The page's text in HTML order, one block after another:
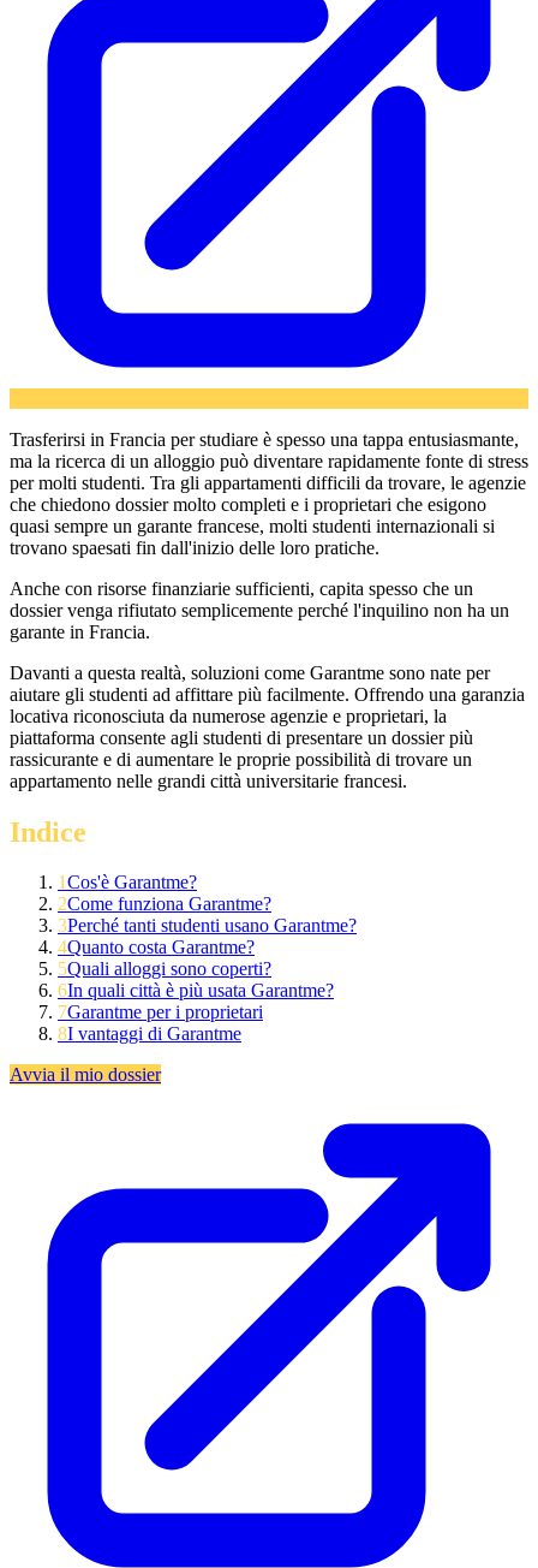
Trasferirsi in Francia per studiare è spesso una tappa entusiasmante,
ma la ricerca di un alloggio può diventare rapidamente fonte di stress
per molti studenti. Tra gli appartamenti difficili da trovare, le agenzie
che chiedono dossier molto completi e i proprietari che esigono
quasi sempre un garante francese, molti studenti internazionali si
trovano spaesati fin dall'inizio delle loro pratiche.
Anche con risorse finanziarie sufficienti, capita spesso che un
dossier venga rifiutato semplicemente perché l'inquilino non ha un
garante in Francia.
Davanti a questa realtà, soluzioni come Garantme sono nate per
aiutare gli studenti ad affittare più facilmente. Offrendo una garanzia
locativa riconosciuta da numerose agenzie e proprietari, la
piattaforma consente agli studenti di presentare un dossier più
rassicurante e di aumentare le proprie possibilità di trovare un
appartamento nelle grandi città universitarie francesi.
Indice
1Cos'è Garantme?
2Come funziona Garantme?
3Perché tanti studenti usano Garantme?
4Quanto costa Garantme?
5Quali alloggi sono coperti?
6In quali città è più usata Garantme?
7Garantme per i proprietari
8I vantaggi di Garantme
Avvia il mio dossier